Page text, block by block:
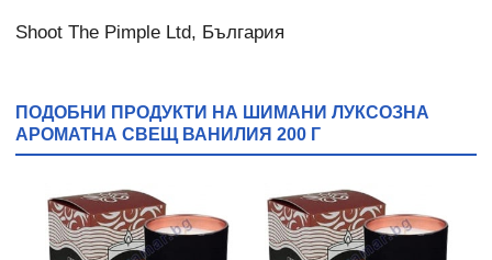
Shoot The Pimple Ltd, България
ПОДОБНИ ПРОДУКТИ НА ШИМАНИ ЛУКСОЗНА
АРОМАТНА СВЕЩ ВАНИЛИЯ 200 Г